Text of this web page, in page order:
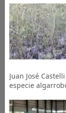
Juan José
especie